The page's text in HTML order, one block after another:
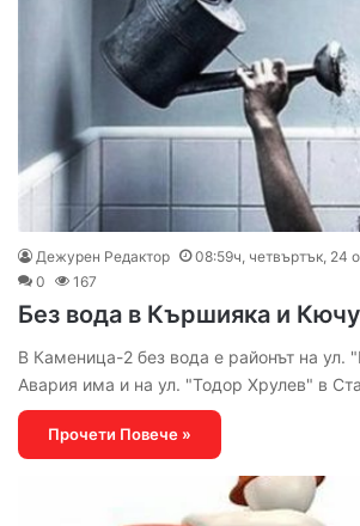
Дежурен Редактор
08:59ч, четвъртък, 24
0
167
Без вода в Кършияка и
В Каменица-2 без вода е районът на
Авария има и на ул. "Тодор Хрулев" в
Прочети Повече »